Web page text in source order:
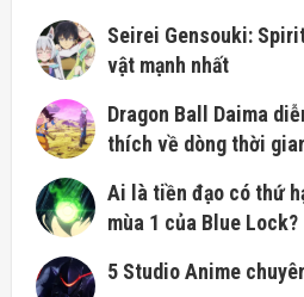
Seirei Gensouki:
vật mạnh nhất
Dragon Ball Daima
thích về dòng thời
Ai là tiền đạo có thứ
mùa 1 của Blue Lock?
5 Studio Anime